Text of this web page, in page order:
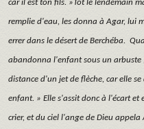
car il est ton fils. »Tôt le lendemain
remplie d'eau, les donna à Agar, lui
errer dans le désert de Berchéba.
abandonna l'enfant sous un arbuste
distance d'un jet de flèche, car elle
enfant. » Elle s'assit donc à l'écart
crier, et du ciel l'ange de Dieu